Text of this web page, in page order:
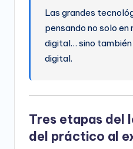
Las grandes
pensando no solo en
digital… sino
digital.
Tres etapas del
del práctico al